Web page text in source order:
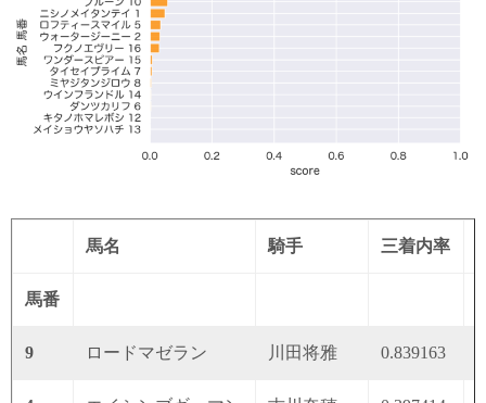
馬名 騎手 三着内率
馬番
9 ロードマゼラン 川田将雅 0.839163